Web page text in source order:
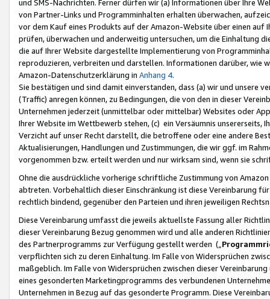
und SMS-Nachrichten. Ferner dürfen wir (a) Informationen über Ihre
von Partner-Links und Programminhalten erhalten überwachen,
vor dem Kauf eines Produkts auf der Amazon-Website über einen
prüfen, überwachen und anderweitig untersuchen, um die Einhaltung
die auf Ihrer Website dargestellte Implementierung von
reproduzieren, verbreiten und darstellen. Informationen darüber, wie
Amazon-Datenschutzerklärung in Anhang 4.
Sie bestätigen und sind damit einverstanden, dass (a) wir und
(Traffic) anregen können, zu Bedingungen, die von den in dieser
Unternehmen jederzeit (unmittelbar oder mittelbar) Websites oder
Ihrer Website im Wettbewerb stehen, (c) ein Versäumnis unsererseits,
Verzicht auf unser Recht darstellt, die betroffene oder eine andere
Aktualisierungen, Handlungen und Zustimmungen, die wir ggf. im
vorgenommen bzw. erteilt werden und nur wirksam sind, wenn sie
Ohne die ausdrückliche vorherige schriftliche Zustimmung von
abtreten. Vorbehaltlich dieser Einschränkung ist diese Vereinbarung
rechtlich bindend, gegenüber den Parteien und ihren jeweiligen
Diese Vereinbarung umfasst die jeweils aktuellste Fassung aller
dieser Vereinbarung Bezug genommen wird und alle anderen
des Partnerprogramms zur Verfügung gestellt werden („
verpflichten sich zu deren Einhaltung. Im Falle von Widersprüchen
maßgeblich. Im Falle von Widersprüchen zwischen dieser
eines gesonderten Marketingprogramms des verbundenen
Unternehmen in Bezug auf das gesonderte Programm. Diese